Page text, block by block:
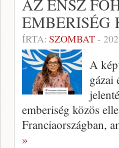
AZ ENSZ
EMBERISÉG
ÍRTA: SZOMBAT-
A
gázai
emberiség közös
Franciaországban,
»